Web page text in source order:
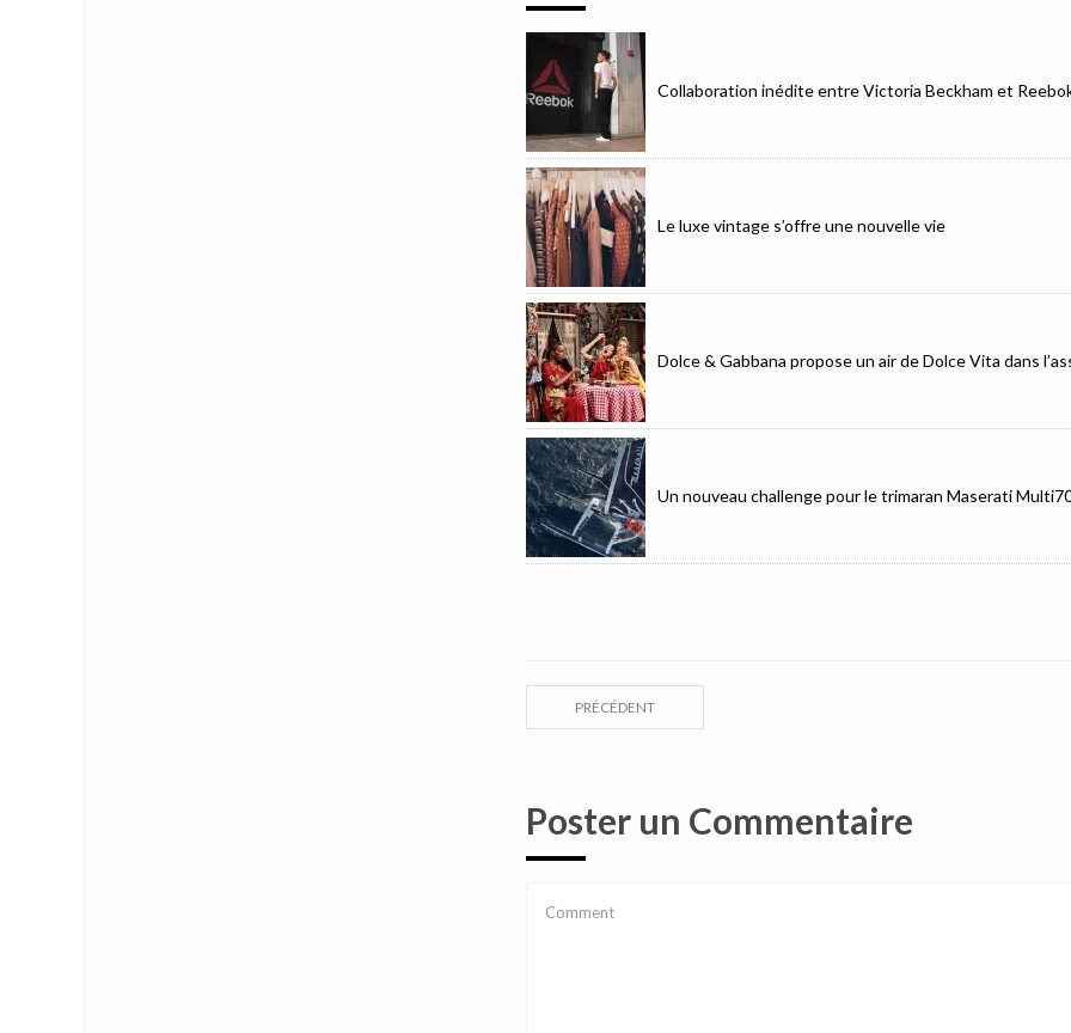
Collaboration inédite entre Victoria Beckham et
Le luxe vintage s’offre une nouvelle vie
Dolce & Gabbana propose un air de Dolce Vita dans
Un nouveau challenge pour le trimaran Maserati
PRÉCÉDENT
Poster un Commentaire